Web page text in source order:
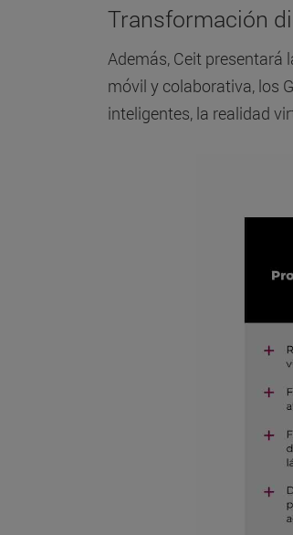
Transformación
Además, Ceit
móvil y colaborativa, los
inteligentes, la realidad